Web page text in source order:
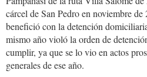
cárcel de San Pedro en noviembre
benefició con la detención
mismo año violó la orden de
cumplir, ya que se lo vio en actos
generales de ese año.